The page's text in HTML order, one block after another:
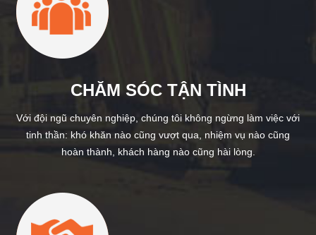
CHĂM SÓC TẬN TÌNH
Với đội ngũ chuyên nghiệp, chúng tôi không ngừng làm việc với
tinh thần: khó khăn nào cũng vượt qua, nhiệm vụ nào cũng
hoàn thành, khách hàng nào cũng hài lòng.